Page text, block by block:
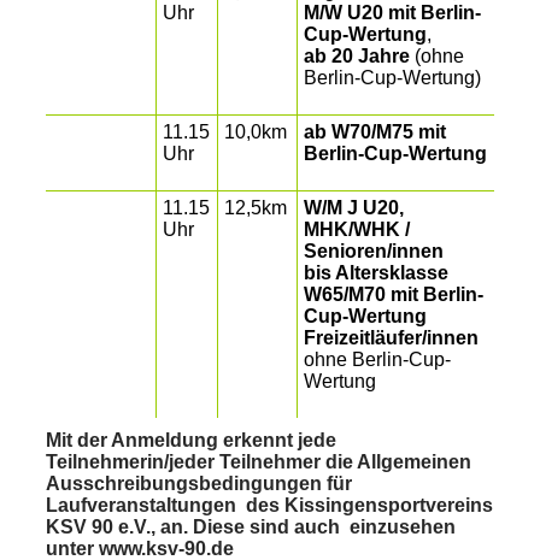
Uhr
M/W U20 mit Berlin-
Cup-Wertung,
ab 20 Jahre(ohne
Berlin-Cup-Wertung)
11.15
Uhr
10,0km ab W70/M75 mit
Berlin-Cup-Wertung
11.15
Uhr
12,5km
W/M J U20,
MHK/WHK /
Senioren/innen
bis Altersklasse
W65/M70 mit Berlin-
Cup-Wertung
Freizeitläufer/innen
ohne Berlin-Cup-
Wertung
Mit der Anmeldung erkennt jede
Teilnehmerin/jeder Teilnehmer die Allgemeinen
Ausschreibungsbedingungen für
Laufveranstaltungen des Kissingensportvereins
KSV 90 e.V., an. Diese sind auch einzusehen
unter www.ksv-90.de